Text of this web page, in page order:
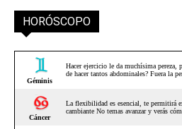
HORÓSCOPO